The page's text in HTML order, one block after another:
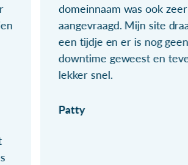
domeinnaam was ook
aangevraagd. Mijn site
een tijdje en er is nog geen
downtime geweest en
lekker snel.
Patty